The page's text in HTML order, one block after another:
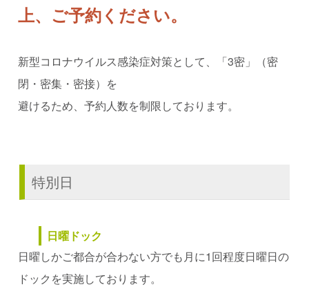
上、ご予約ください。
新型コロナウイルス感染症対策として、「3密」（密
閉・密集・密接）を
避けるため、予約人数を制限しております。
特別日
日曜ドック
日曜しかご都合が合わない方でも月に1回程度日曜日の
ドックを実施しております。